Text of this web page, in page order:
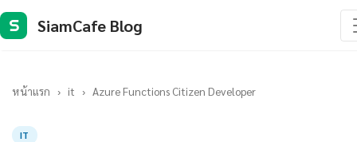
S SiamCafe Blog
หน้าแรก › it › Azure Functions Citizen Developer
IT